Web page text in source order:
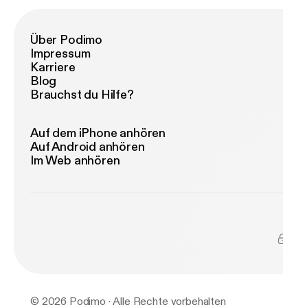
Über Podimo
Impressum
Karriere
Blog
Brauchst du Hilfe?
Auf dem iPhone anhören
Auf Android anhören
Im Web anhören
© 2026 Podimo · Alle Rechte vorbehalten